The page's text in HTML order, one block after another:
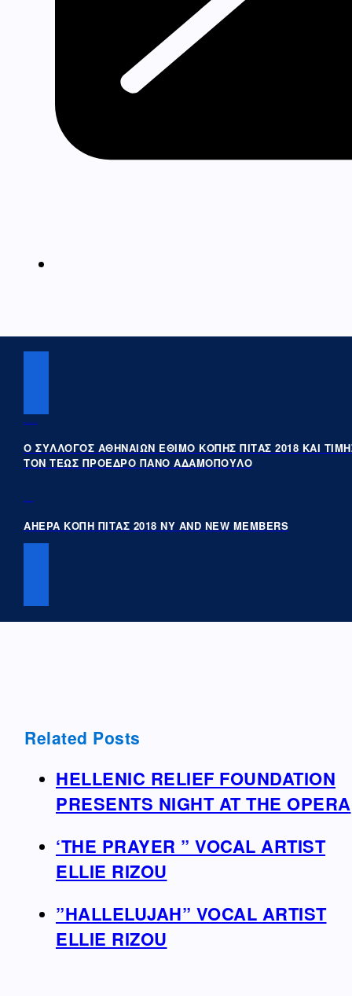
Ο ΣΥΛΛΟΓΟΣ ΑΘΗΝΑΙΩΝ ΕΘΙΜΟ ΚΟΠΗΣ ΠΙΤΑΣ 2018 ΚΑΙ
ΤΟΝ ΤΕΩΣ ΠΡΟΕΔΡΟ ΠΑΝΟ ΑΔΑΜΟΠΟΥΛΟ
AHEPA ΚΟΠΗ ΠΙΤΑΣ 2018 NY AND NEW MEMBERS
Related Posts
HELLENIC RELIEF FOUNDATION
PRESENTS NIGHT AT THE OPERA
‘THE PRAYER ” VOCAL ARTIST
ELLIE RIZOU
”HALLELUJAH” VOCAL ARTIST
ELLIE RIZOU